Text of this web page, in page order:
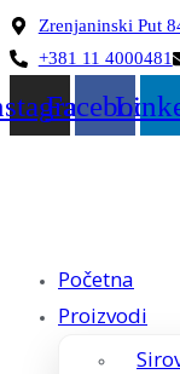
Skoči
na
Zrenjaninski Put
+381 11 4000481
Facebook
Početna
Proizvodi